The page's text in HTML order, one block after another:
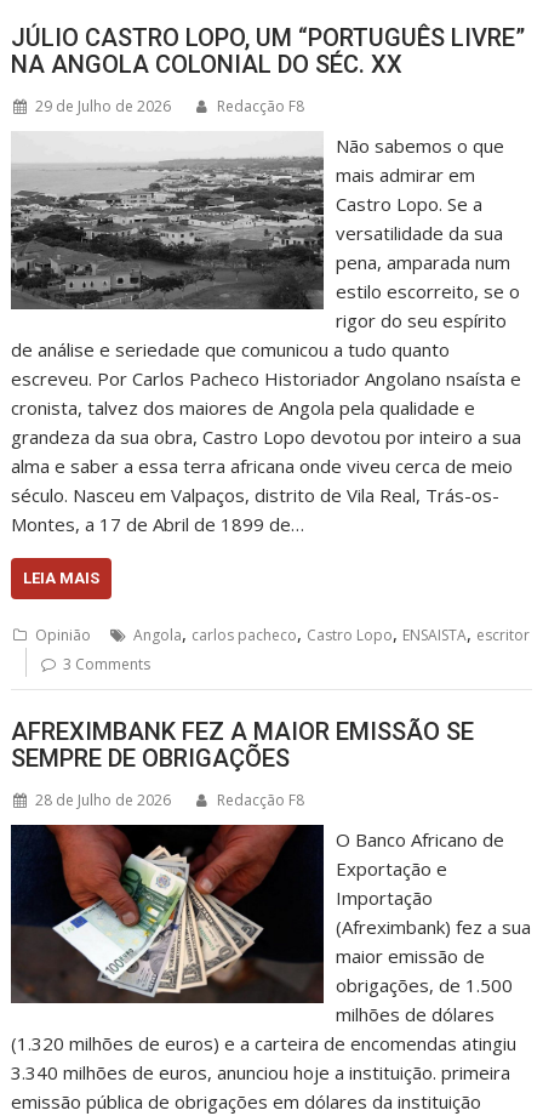
JÚLIO CASTRO LOPO, UM “PORTUGUÊS LIVRE”
NA ANGOLA COLONIAL DO SÉC. XX
29 de Julho de 2026 Redacção F8
Não sabemos o que
mais admirar em
Castro Lopo. Se a
versatilidade da sua
pena, amparada num
estilo escorreito, se o
rigor do seu espírito
de análise e seriedade que comunicou a tudo quanto
escreveu. Por Carlos Pacheco Historiador Angolano nsaísta e
cronista, talvez dos maiores de Angola pela qualidade e
grandeza da sua obra, Castro Lopo devotou por inteiro a sua
alma e saber a essa terra africana onde viveu cerca de meio
século. Nasceu em Valpaços, distrito de Vila Real, Trás-os-
Montes, a 17 de Abril de 1899 de…
LEIA MAIS
Opinião Angola, carlos pacheco, Castro Lopo, ENSAISTA, escritor
3 Comments
AFREXIMBANK FEZ A MAIOR EMISSÃO SE
SEMPRE DE OBRIGAÇÕES
28 de Julho de 2026 Redacção F8
O Banco Africano de
Exportação e
Importação
(Afreximbank) fez a sua
maior emissão de
obrigações, de 1.500
milhões de dólares
(1.320 milhões de euros) e a carteira de encomendas atingiu
3.340 milhões de euros, anunciou hoje a instituição. primeira
emissão pública de obrigações em dólares da instituição